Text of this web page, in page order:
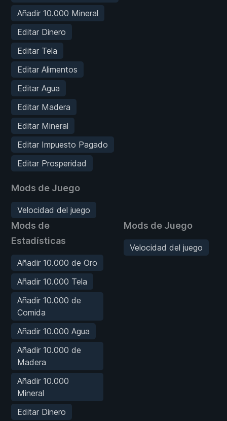
Añadir 10.000 Mineral
Editar Dinero
Editar Tela
Editar Alimentos
Editar Agua
Editar Madera
Editar Mineral
Editar Impuesto Pagado
Editar Prosperidad
Mods de Juego
Velocidad del juego
Mods de
Estadísticas
Añadir 10.000 de Oro
Añadir 10.000 Tela
Añadir 10.000 de
Comida
Añadir 10.000 Agua
Añadir 10.000 de
Madera
Añadir 10.000
Mineral
Editar Dinero
Mods de Juego
Velocidad del juego